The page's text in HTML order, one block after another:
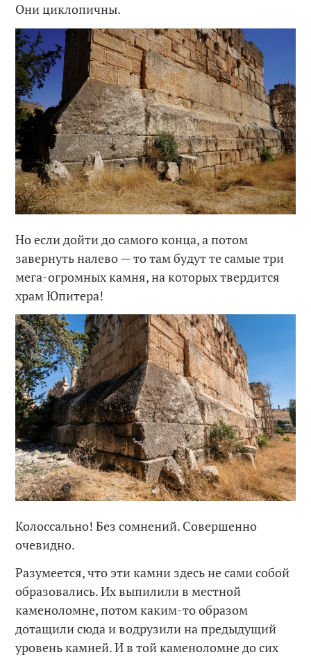
Они циклопичны.
Но если дойти до самого конца, а потом
завернуть налево — то там будут те самые три
мега-огромных камня, на которых твердится
храм Юпитера!
Колоссально! Без сомнений. Совершенно
очевидно.
Разумеется, что эти камни здесь не сами собой
образовались. Их выпилили в местной
каменоломне, потом каким-то образом
дотащили сюда и водрузили на предыдущий
уровень камней. И в той каменоломне до сих